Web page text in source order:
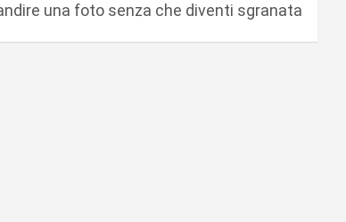
una foto senza che diventi sgranata